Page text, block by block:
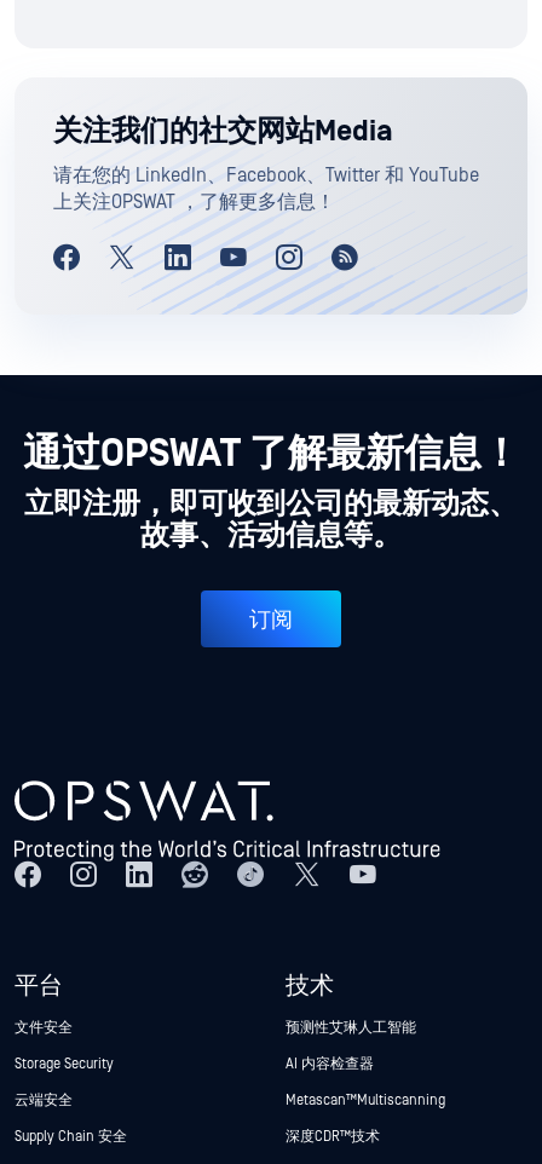
关注我们的社交网站Media
请在您的 LinkedIn、Facebook、Twitter 和 YouTube
上关注OPSWAT ，了解更多信息！
通过OPSWAT 了解最新信息！
立即注册，即可收到公司的最新动态、
故事、活动信息等。
订阅
平台
文件安全
Storage Security
云端安全
Supply Chain 安全
技术
预测性艾琳人工智能
AI 内容检查器
Metascan™ Multiscanning
深度CDR™技术